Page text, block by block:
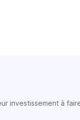
investissement à